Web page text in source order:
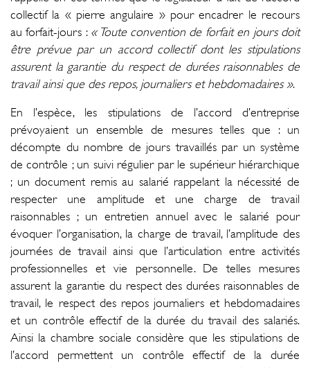
collectif la « pierre angulaire » pour encadrer le recours
au forfait-jours : « Toute convention de forfait en jours doit
être prévue par un accord collectif dont les stipulations
assurent la garantie du respect de durées raisonnables de
travail ainsi que des repos, journaliers et hebdomadaires ».
En l’espèce, les stipulations de l’accord d’entreprise
prévoyaient un ensemble de mesures telles que : un
décompte du nombre de jours travaillés par un système
de contrôle ; un suivi régulier par le supérieur hiérarchique
; un document remis au salarié rappelant la nécessité de
respecter une amplitude et une charge de travail
raisonnables ; un entretien annuel avec le salarié pour
évoquer l’organisation, la charge de travail, l’amplitude des
journées de travail ainsi que l’articulation entre activités
professionnelles et vie personnelle. De telles mesures
assurent la garantie du respect des durées raisonnables de
travail, le respect des repos journaliers et hebdomadaires
et un contrôle effectif de la durée du travail des salariés.
Ainsi la chambre sociale considère que les stipulations de
l’accord permettent un contrôle effectif de la durée